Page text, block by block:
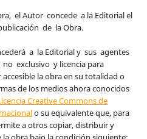
el Autor concede a la Editorial el
de la Obra.
a la Editorial y sus agentes
exclusivo y licencia para
la obra en su totalidad o
de los medios ahora conocidos
Creative Commons de
o su equivalente que, para
a otros copiar, distribuir y